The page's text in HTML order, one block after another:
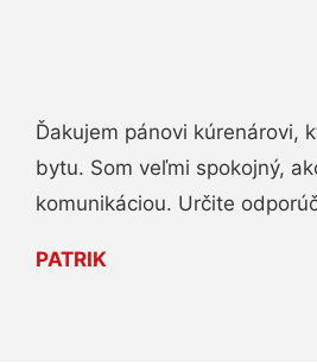
Ďakujem pánovi kúrenárovi,
bytu. Som veľmi spokojný,
komunikáciou. Určite
PATRIK